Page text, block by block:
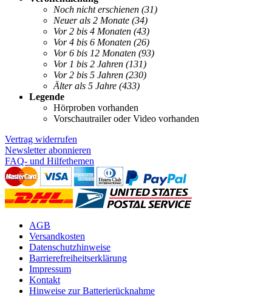
Noch nicht erschienen (31)
Neuer als 2 Monate (34)
Vor 2 bis 4 Monaten (43)
Vor 4 bis 6 Monaten (26)
Vor 6 bis 12 Monaten (93)
Vor 1 bis 2 Jahren (131)
Vor 2 bis 5 Jahren (230)
Älter als 5 Jahre (433)
Legende
Hörproben vorhanden
Vorschautrailer oder Video vorhanden
Vertrag widerrufen
Newsletter abonnieren
FAQ- und Hilfethemen
AGB
Versandkosten
Datenschutzhinweise
Barrierefreiheitserklärung
Impressum
Kontakt
Hinweise zur Batterierücknahme